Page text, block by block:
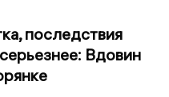
последствия
Вдовин